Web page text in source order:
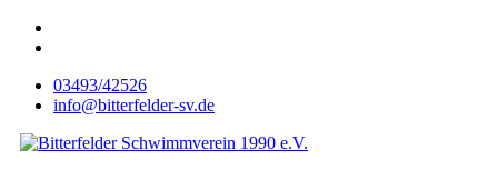
03493/42526
info@bitterfelder-sv.de